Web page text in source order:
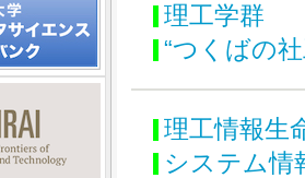
理工学群
“つくばの
理工情報生
システム情